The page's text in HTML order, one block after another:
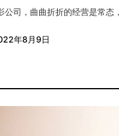
公司，曲曲折折的经营是常态
年8月9日